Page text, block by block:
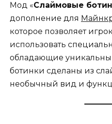
Мод «Слаймовые
дополнение для
которое позволяет
использовать
обладающие
ботинки сделаны из
необычный вид и